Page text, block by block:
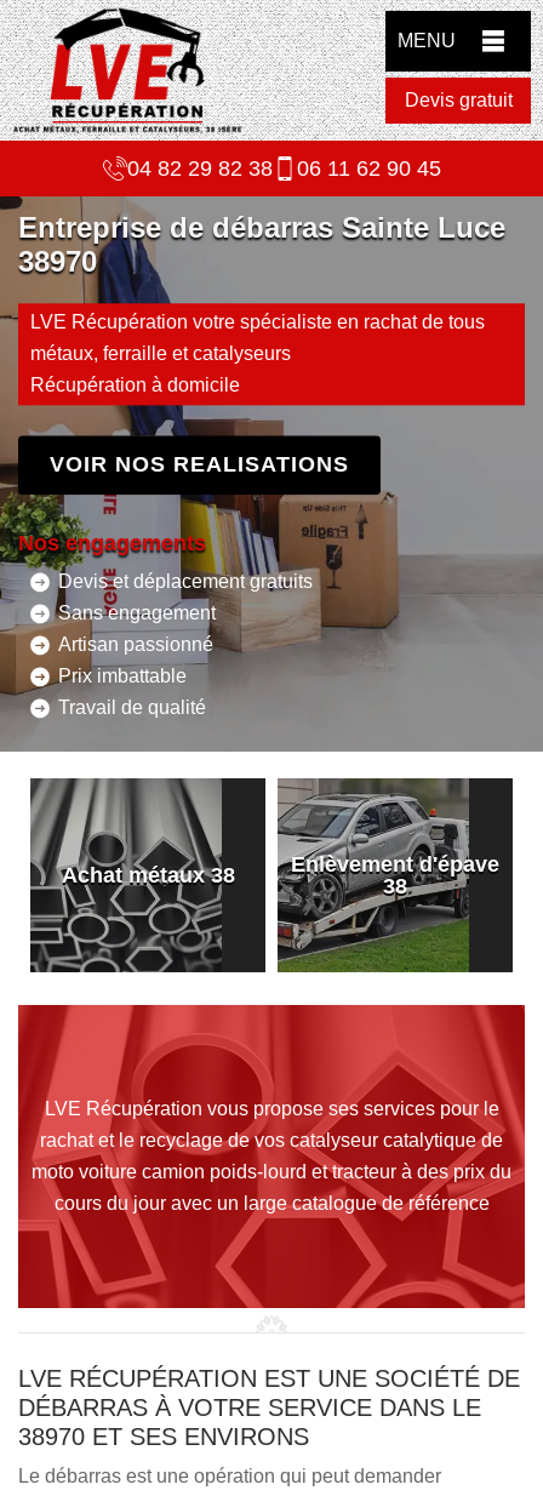
MENU
Devis gratuit
04 82 29 82 38 06 11 62 90 45
Entreprise de débarras Sainte Luce
38970
LVE Récupération votre spécialiste en rachat de tous
métaux, ferraille et catalyseurs
Récupération à domicile
VOIR NOS REALISATIONS
Nos engagements
Devis et déplacement gratuits
Sans engagement
Artisan passionné
Prix imbattable
Travail de qualité
Achat métaux 38
Enlèvement d'épave
38
LVE Récupération vous propose ses services pour le
rachat et le recyclage de vos catalyseur catalytique de
moto voiture camion poids-lourd et tracteur à des prix du
cours du jour avec un large catalogue de référence
LVE RÉCUPÉRATION EST UNE SOCIÉTÉ DE
DÉBARRAS À VOTRE SERVICE DANS LE
38970 ET SES ENVIRONS
Le débarras est une opération qui peut demander